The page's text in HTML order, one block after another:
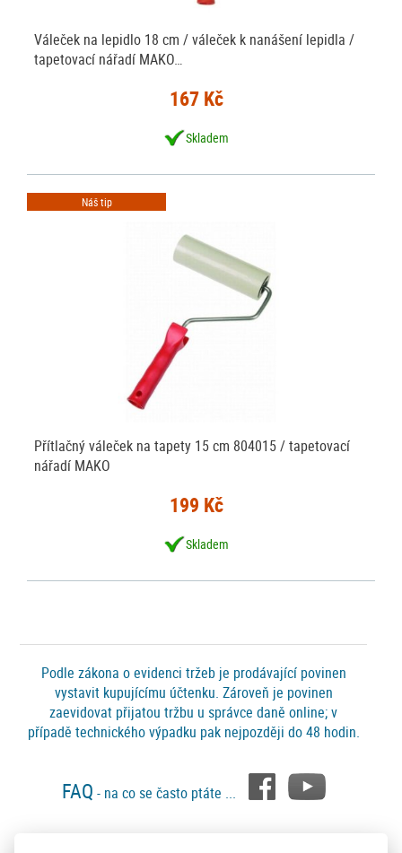
Váleček na lepidlo 18 cm / váleček k nanášení lepidla /
tapetovací nářadí MAKO…
167 Kč
Skladem
Náš tip
Přítlačný váleček na tapety 15 cm 804015 / tapetovací
nářadí MAKO
199 Kč
Skladem
Podle zákona o evidenci tržeb je prodávající povinen
vystavit kupujícímu účtenku. Zároveň je povinen
zaevidovat přijatou tržbu u správce daně online; v
případě technického výpadku pak nejpozději do 48 hodin.
FAQ - na co se často ptáte ...